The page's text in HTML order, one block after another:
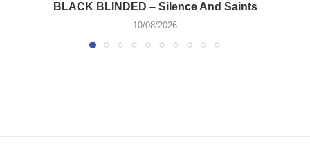
BLACK BLINDED – Silence And Saints
10/08/2026